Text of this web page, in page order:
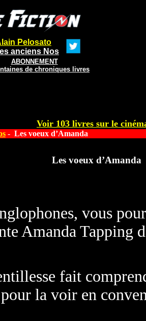
Pelosato
anciens Nos
ABONNEMENT
de chroniques livres
Voir 103 livres sur le
- Les voeux d’Amanda
Les voeux d’Amanda
vous
Amanda Tapping
fait
la voir en